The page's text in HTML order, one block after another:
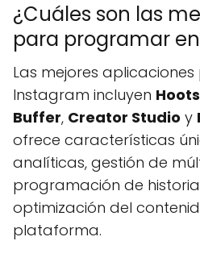
¿Cuáles son las
para programar
Las mejores
Instagram incluyen
Buffer, Creator Studio y
ofrece características
analíticas, gestión de
programación de
optimización del
plataforma.